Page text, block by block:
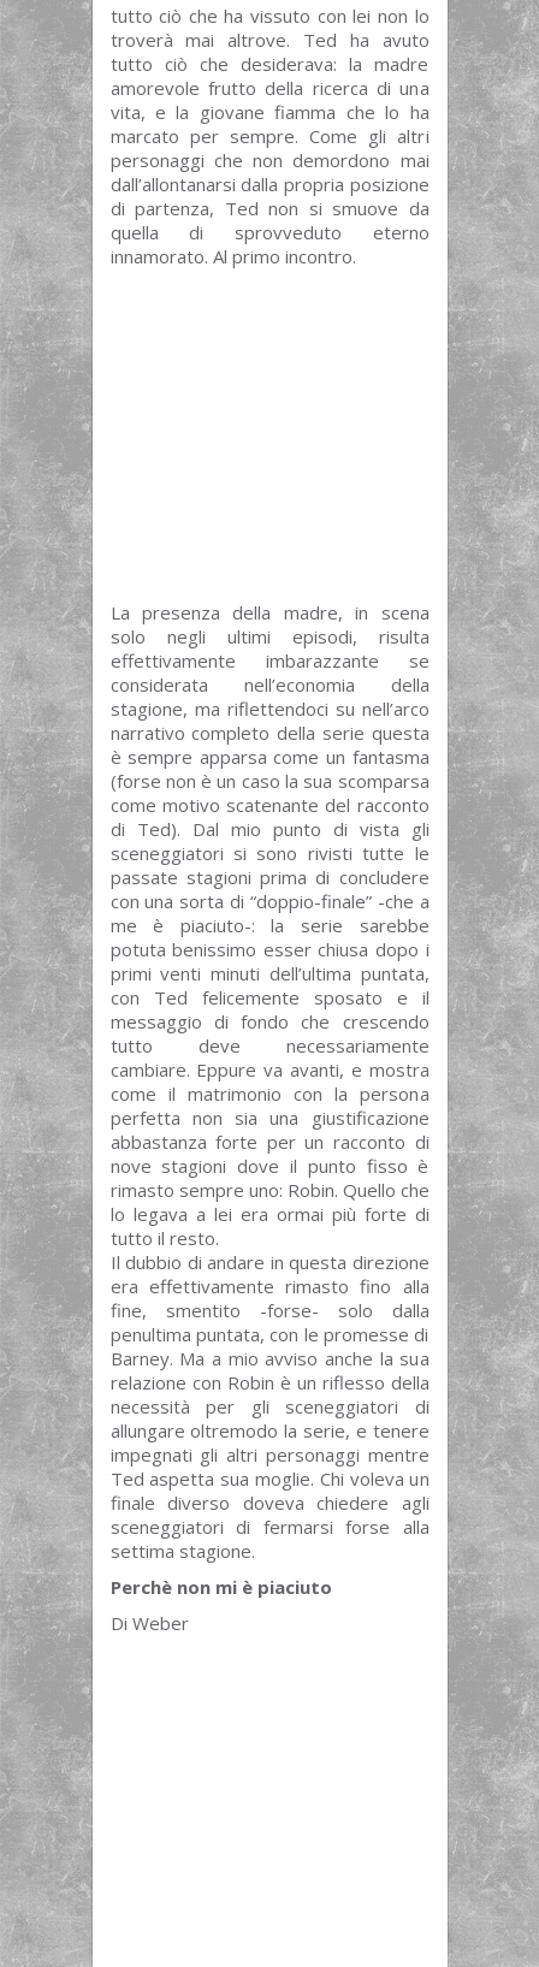
tutto ciò che ha vissuto con lei non lo
troverà mai altrove. Ted ha avuto
tutto ciò che desiderava: la madre
amorevole frutto della ricerca di una
vita, e la giovane fiamma che lo ha
marcato per sempre. Come gli altri
personaggi che non demordono mai
dall’allontanarsi dalla propria posizione
di partenza, Ted non si smuove da
quella di sprovveduto eterno
innamorato. Al primo incontro.
La presenza della madre, in scena
solo negli ultimi episodi, risulta
effettivamente imbarazzante se
considerata nell’economia della
stagione, ma riflettendoci su nell’arco
narrativo completo della serie questa
è sempre apparsa come un fantasma
(forse non è un caso la sua scomparsa
come motivo scatenante del racconto
di Ted). Dal mio punto di vista gli
sceneggiatori si sono rivisti tutte le
passate stagioni prima di concludere
con una sorta di “doppio-finale” -che a
me è piaciuto-: la serie sarebbe
potuta benissimo esser chiusa dopo i
primi venti minuti dell’ultima puntata,
con Ted felicemente sposato e il
messaggio di fondo che crescendo
tutto deve necessariamente
cambiare. Eppure va avanti, e mostra
come il matrimonio con la persona
perfetta non sia una giustificazione
abbastanza forte per un racconto di
nove stagioni dove il punto fisso è
rimasto sempre uno: Robin. Quello che
lo legava a lei era ormai più forte di
tutto il resto.
Il dubbio di andare in questa direzione
era effettivamente rimasto fino alla
fine, smentito -forse- solo dalla
penultima puntata, con le promesse di
Barney. Ma a mio avviso anche la sua
relazione con Robin è un riflesso della
necessità per gli sceneggiatori di
allungare oltremodo la serie, e tenere
impegnati gli altri personaggi mentre
Ted aspetta sua moglie. Chi voleva un
finale diverso doveva chiedere agli
sceneggiatori di fermarsi forse alla
settima stagione.
Perchè non mi è piaciuto
Di Weber